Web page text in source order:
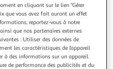
en coton LEA
en cliquant sur le lien "Gérer
que vous avez fait auront un effet
reportez-vous à notre
que nos partenaires externes
: Utiliser des données de
les caractéristiques de l’appareil
à des informations sur un appareil.
de performance des publicités et du